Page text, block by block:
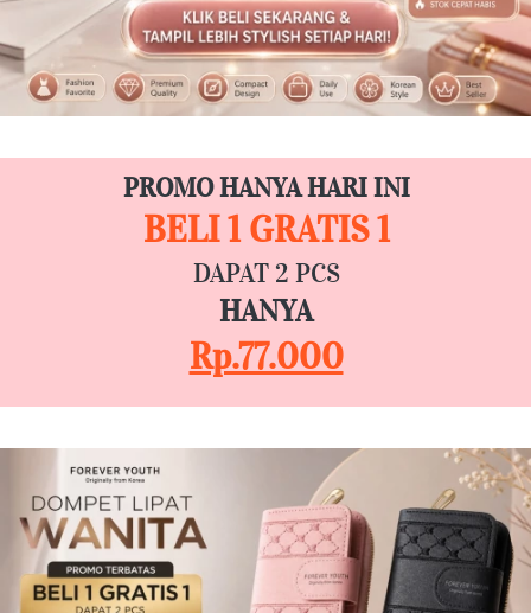
PROMO HANYA HARI INI
BELI 1 GRATIS 1
DAPAT 2 PCS
HANYA
Rp.77.000